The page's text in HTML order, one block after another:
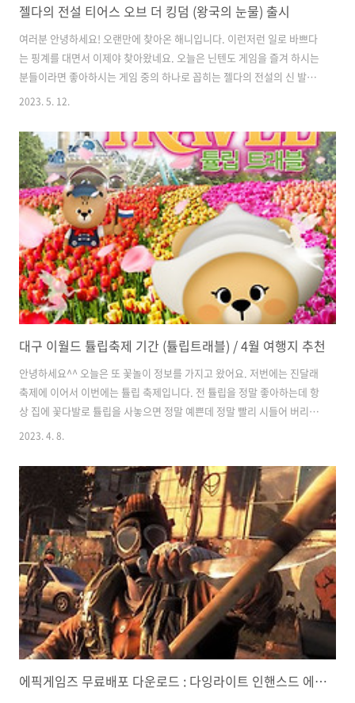
젤다의 전설 티어스 오브 더 킹덤 (왕국의 눈물) 출시
여러분 안녕하세요! 오랜만에 찾아온 해니입니다. 이런저런 일로 바쁘다
는 핑계를 대면서 이제야 찾아왔네요. 오늘은 닌텐도 게임을 즐겨 하시는
분들이라면 좋아하시는 게임 중의 하나로 꼽히는 젤다의 전설의 신 발매
작인 티어스 오브 더 킹덤에 대한 정보를 가지고 왔어요. 얼른 들어가서
대가 하늘로 넓어집니다. " 젤다의 전설 브레스 오브 더 와일드 " 속편으
로 등장했습니다. 하늘에 떠 있는 섬들, 처음 보는 무기, 신기한 탈것들
등등 도대체 하이랄에 무슨 일이 일어난 것일까요? 당신만의 끝없는 모
험이 다시 시작됩니다. 젤다의 전설 메인 시리즈의 20번째 작품으로 부
제를 직역한 '왕국의 눈물', '왕눈' 이라는 별명으로도 불립니다. 게임의..
2023. 5. 12.
대구 이월드 튤립축제 기간 (튤립트래블) / 4월 여행지 추천
안녕하세요^^ 오늘은 또 꽃놀이 정보를 가지고 왔어요. 저번에는 진달래
축제에 이어서 이번에는 튤립 축제입니다. 전 튤립을 정말 좋아하는데 항
상 집에 꽃다발로 튤립을 사놓으면 정말 예쁜데 정말 빨리 시들어 버리더
라고요. 그래서 조만간 저도 시간이 된다면 이월드에 가서 튤립을 실컷
튤립 트래블이라는 명칭으로 진행된다고 합니다. 네덜란드 튤립으로의
여행, 대구시 유럽동 이월드의 튤립정원으로 초대합니다. 튤립 축제 기간
이월드에서는 도심에서 쉽게 접하지 못하는 튤립과 함께 일상에서 느끼
지 못했던 여유를 느끼고 자연과 튤립이 하나가 되어 싱그러운 튤립의 향
연을 5000평의 규모로 100만송이 튤립 가든에서 보고 즐길 수 있습니다.
축제 ..
2023. 4. 8.
에픽게임즈 무료배포 다운로드 : 다잉라이트 인핸스드 에디션